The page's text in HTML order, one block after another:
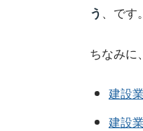
う 、です。
ちなみに
建設
建設